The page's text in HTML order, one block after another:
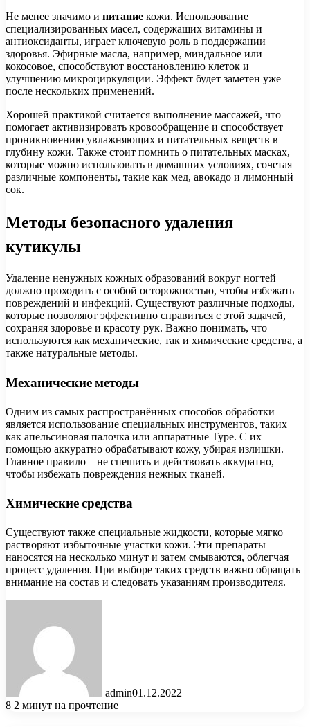
Не менее значимо и питание кожи. Использование
специализированных масел, содержащих витамины и
антиоксиданты, играет ключевую роль в поддержании
здоровья. Эфирные масла, например, миндальное или
кокосовое, способствуют восстановлению клеток и
улучшению микроциркуляции. Эффект будет заметен уже
после нескольких применений.
Хорошей практикой считается выполнение массажей, что
помогает активизировать кровообращение и способствует
проникновению увлажняющих и питательных веществ в
глубину кожи. Также стоит помнить о питательных масках,
которые можно использовать в домашних условиях, сочетая
различные компоненты, такие как мед, авокадо и лимонный
сок.
Методы безопасного удаления
кутикулы
Удаление ненужных кожных образований вокруг ногтей
должно проходить с особой осторожностью, чтобы избежать
повреждений и инфекций. Существуют различные подходы,
которые позволяют эффективно справиться с этой задачей,
сохраняя здоровье и красоту рук. Важно понимать, что
используются как механические, так и химические средства, а
также натуральные методы.
Механические методы
Одним из самых распространённых способов обработки
является использование специальных инструментов, таких
как апельсиновая палочка или аппаратные Type. С их
помощью аккуратно обрабатывают кожу, убирая излишки.
Главное правило – не спешить и действовать аккуратно,
чтобы избежать повреждения нежных тканей.
Химические средства
Существуют также специальные жидкости, которые мягко
растворяют избыточные участки кожи. Эти препараты
наносятся на несколько минут и затем смываются, облегчая
процесс удаления. При выборе таких средств важно обращать
внимание на состав и следовать указаниям производителя.
admin01.12.2022
8 2 минут на прочтение